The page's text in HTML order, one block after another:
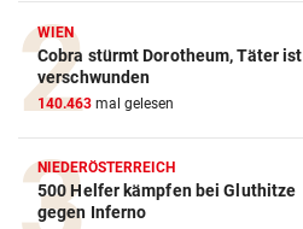
WIEN
Cobra stürmt Dorotheum, Täter ist
verschwunden
140.463 mal gelesen
NIEDERÖSTERREICH
500 Helfer kämpfen bei Gluthitze
gegen Inferno